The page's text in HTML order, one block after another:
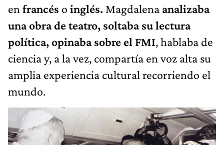
en francés o inglés. Magdalena analizaba
una obra de teatro, soltaba su lectura
política, opinaba sobre el FMI, hablaba de
ciencia y, a la vez, compartía en voz alta su
amplia experiencia cultural recorriendo el
mundo.